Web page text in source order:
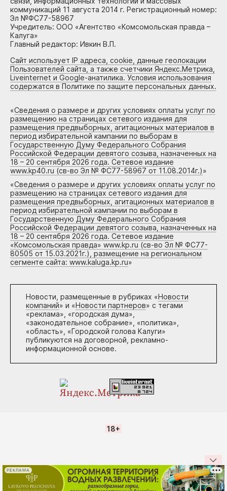
коммуникаций 11 августа 2014 г. Регистрационный номер:
Эл №ФС77-58967
Учредитель: ООО «Агентство «Комсомольская правда –
Калуга»
Главный редактор: Ивкин В.П.
Сайт использует IP адреса, cookie, данные геолокации
Пользователей сайта, а также счетчики Яндекс.Метрика,
Liveinternet и Google-анатилика. Условия использования
содержатся в Политике по защите персональных данных.
«Сведения о размере и других условиях оплаты услуг по
размещению на страницах сетевого издания для
размещения предвыборных, агитационных материалов в
период избирательной кампании по выборам в
Государственную Думу Федерального Собрания
Российской Федерации девятого созыва, назначенных на
18 – 20 сентября 2026 года. Сетевое издание
www.kp40.ru (св-во Эл № ФС77-58967 от 11.08.2014г.)»
«Сведения о размере и других условиях оплаты услуг по
размещению на страницах сетевого издания для
размещения предвыборных, агитационных материалов в
период избирательной кампании по выборам в
Государственную Думу Федерального Собрания
Российской Федерации девятого созыва, назначенных на
18 – 20 сентября 2026 года. Сетевое издание
«Комсомольская правда» www.kp.ru (св-во Эл № ФС77-
80505 от 15.03.2021г.), размещение на региональном
сегменте сайта: www.kaluga.kp.ru»
Новости, размещенные в рубриках «Новости
компаний» и «Новости партнеров» с тегами
«реклама», «городская дума»,
«законодательное собрание», «политика»,
«область», «Городской голова Калуги»
публикуются на договорной, рекламно-
информационной основе.
18+
РЕКЛАМА